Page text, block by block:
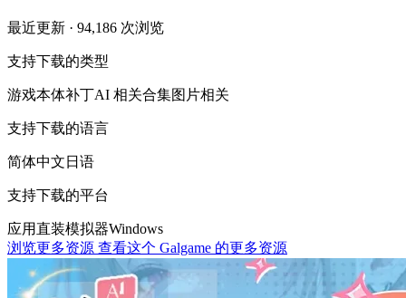
最近更新 · 94,186 次浏览
支持下载的类型
游戏本体补丁AI 相关合集图片相关
支持下载的语言
简体中文 日语
支持下载的平台
应用直装模拟器Windows
浏览更多资源 查看这个 Galgame 的更多资源